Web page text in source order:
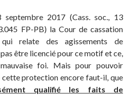
2017 (Cass. soc., 13
FP-PB) la Cour de cassation
relate des agissements de
être licencié pour ce motif et ce,
foi. Mais pour pouvoir
protection encore faut-il, que
qualifié les faits de